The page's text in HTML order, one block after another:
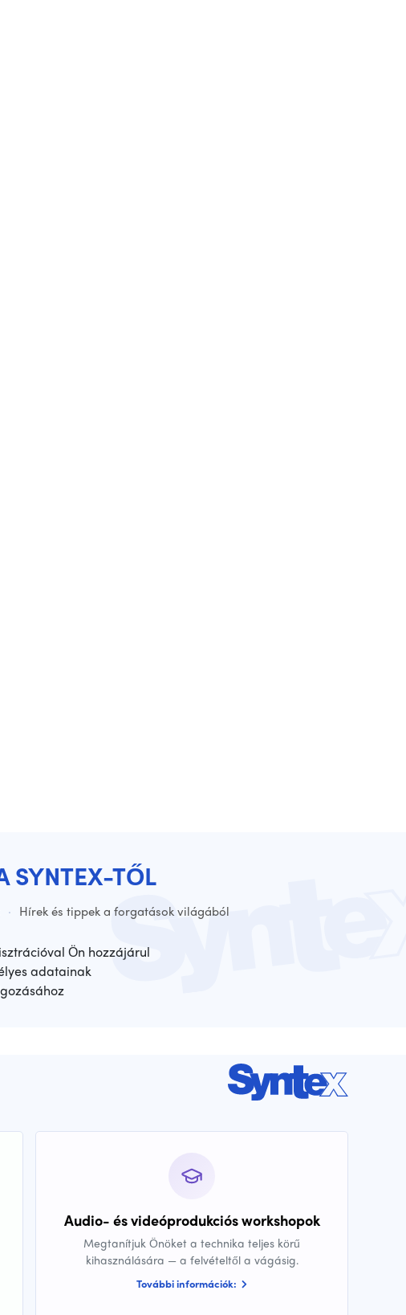
SYNTEX-TŐL
· Hírek és tippek a forgatások világából
Ön hozzájárul
adatainak
Audio- és videóprodukciós workshopok
Megtanítjuk Önöket a technika teljes körű
kihasználására — a felvételtől a vágásig.
További információk: